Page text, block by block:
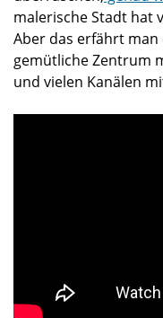
malerische Stadt hat
Aber das erfährt
gemütliche Zentrum
und vielen Kanälen